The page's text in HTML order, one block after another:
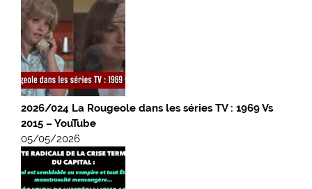
2026/024 La Rougeole dans les séries TV : 1969 Vs
2015 – YouTube
05/05/2026